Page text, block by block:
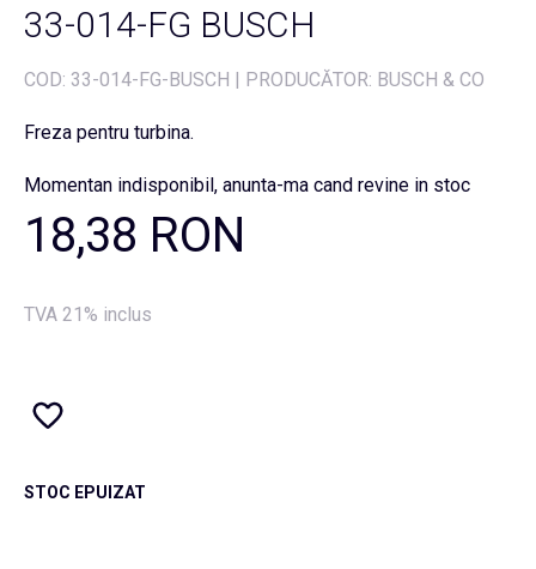
33-014-FG BUSCH
COD: 33-014-FG-BUSCH | PRODUCĂTOR: BUSCH & CO
Freza pentru turbina.
Momentan indisponibil, anunta-ma cand revine in stoc
18,38 RON
TVA 21% inclus
STOC EPUIZAT